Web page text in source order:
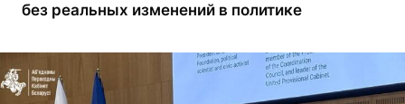
без реальных изменений в политике